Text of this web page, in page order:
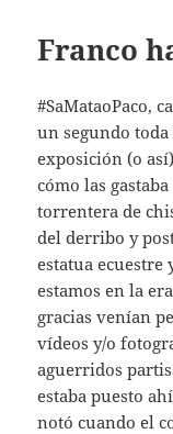
Franco
#SaMataoPaco,
un segundo
exposición (o
cómo las
torrentera de
del derribo y
estatua ecuestre
estamos en la
gracias venían
vídeos y/o
aguerridos
estaba puesto
notó cuando el